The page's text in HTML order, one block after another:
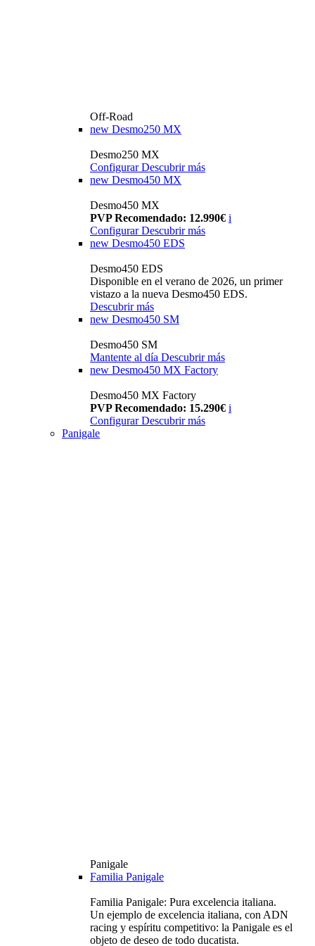
Off-Road
new Desmo250 MX
Desmo250 MX
Configurar Descubrir más
new Desmo450 MX
Desmo450 MX
PVP Recomendado: 12.990€ i
Configurar Descubrir más
new Desmo450 EDS
Desmo450 EDS
Disponible en el verano de 2026, un primer
vistazo a la nueva Desmo450 EDS.
Descubrir más
new Desmo450 SM
Desmo450 SM
Mantente al día Descubrir más
new Desmo450 MX Factory
Desmo450 MX Factory
PVP Recomendado: 15.290€ i
Configurar Descubrir más
Panigale
Panigale
Familia Panigale
Familia Panigale: Pura excelencia italiana.
Un ejemplo de excelencia italiana, con ADN
racing y espíritu competitivo: la Panigale es el
objeto de deseo de todo ducatista.